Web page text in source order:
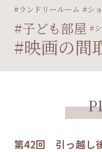
ランドリールーム シ
子ども部屋
映画の間
第42回 引っ越し